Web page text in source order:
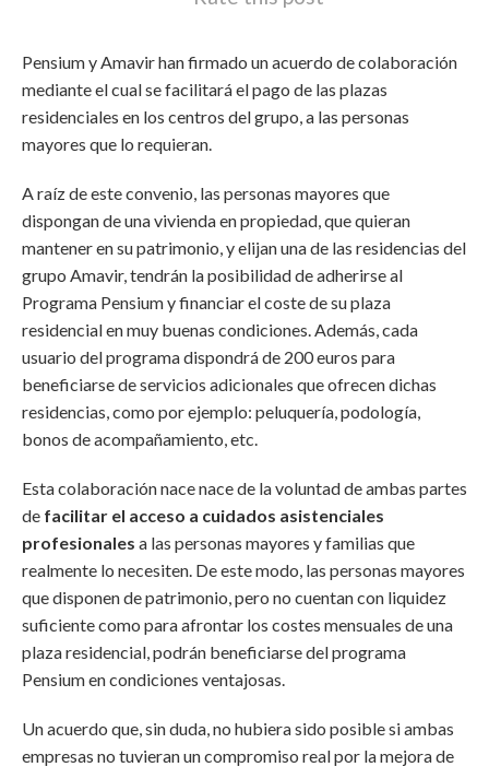
Pensium y Amavir han firmado un acuerdo de colaboración
mediante el cual se facilitará el pago de las plazas
residenciales en los centros del grupo, a las personas
mayores que lo requieran.
A raíz de este convenio, las personas mayores que
dispongan de una vivienda en propiedad, que quieran
mantener en su patrimonio, y elijan una de las residencias del
grupo Amavir, tendrán la posibilidad de adherirse al
Programa Pensium y financiar el coste de su plaza
residencial en muy buenas condiciones. Además, cada
usuario del programa dispondrá de 200 euros para
beneficiarse de servicios adicionales que ofrecen dichas
residencias, como por ejemplo: peluquería, podología,
bonos de acompañamiento, etc.
Esta colaboración nace nace de la voluntad de ambas partes
de facilitar el acceso a cuidados asistenciales
profesionales a las personas mayores y familias que
realmente lo necesiten. De este modo, las personas mayores
que disponen de patrimonio, pero no cuentan con liquidez
suficiente como para afrontar los costes mensuales de una
plaza residencial, podrán beneficiarse del programa
Pensium en condiciones ventajosas.
Un acuerdo que, sin duda, no hubiera sido posible si ambas
empresas no tuvieran un compromiso real por la mejora de